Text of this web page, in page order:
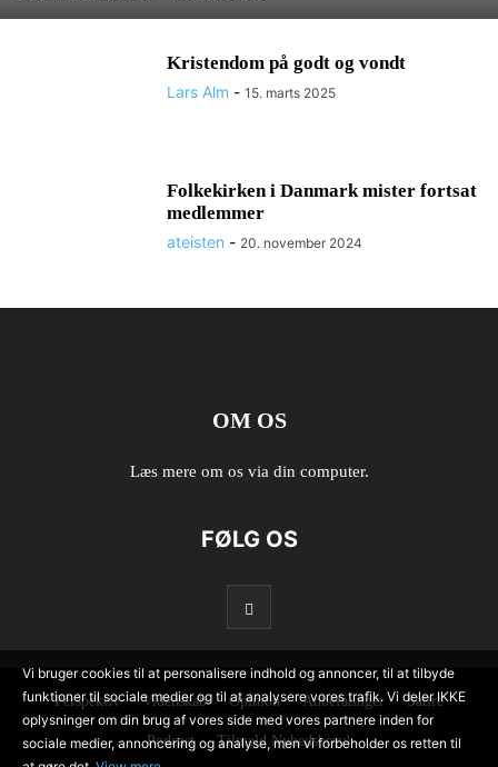
Kristendom på godt og vondt
Lars Alm - 15. marts 2025
Folkekirken i Danmark mister fortsat
medlemmer
ateisten - 20. november 2024
OM OS
Læs mere om os via din computer.
FØLG OS
Perspektiv Videnskab Opinion Anbefalinger Satire
Podcast Tilmeld Nyhedsbrev!
Vi bruger cookies til at personalisere indhold og annoncer, til at tilbyde
funktioner til sociale medier og til at analysere vores trafik. Vi deler IKKE
oplysninger om din brug af vores side med vores partnere inden for
sociale medier, annoncering og analyse, men vi forbeholder os retten til